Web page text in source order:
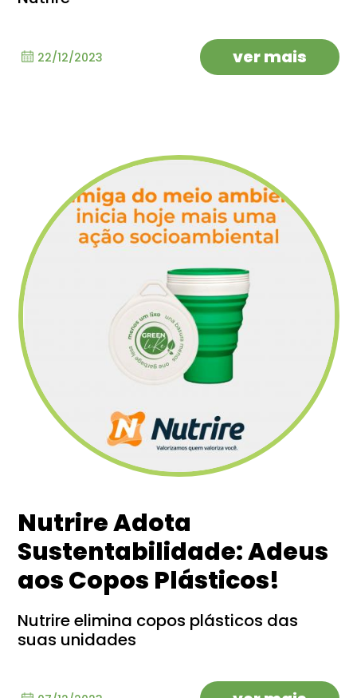
22/12/2023 ver mais
Nutrire Adota
Sustentabilidade: Adeus
aos Copos Plásticos!
Nutrire elimina copos plásticos das
suas unidades